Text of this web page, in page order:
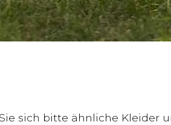
sich bitte ähnliche Kleider